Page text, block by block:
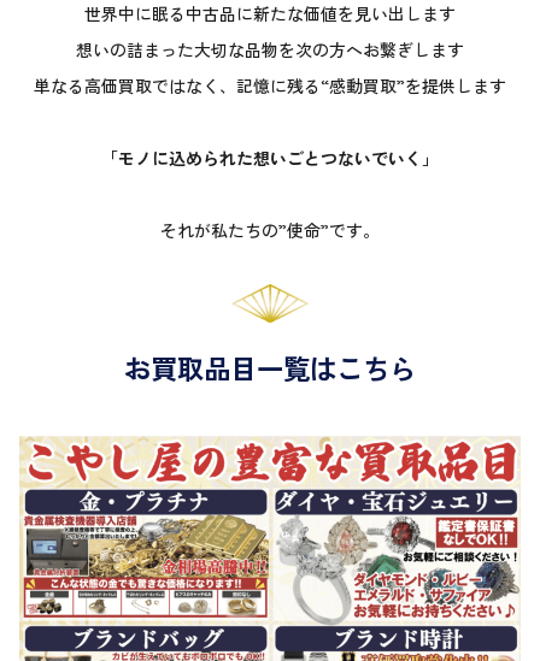
世界中に眠る中古品に新たな価値を見い出します
想いの詰まった大切な品物を次の方へお繋ぎします
単なる高価買取ではなく、記憶に残る“感動買取”を提供します
「モノに込められた想いごとつないでいく」
それが私たちの”使命”です。
お買取品目一覧はこちら